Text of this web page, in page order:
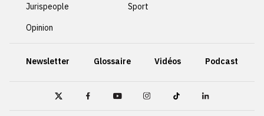
Jurispeople
Opinion
Sport
Newsletter Glossaire Vidéos Podcast